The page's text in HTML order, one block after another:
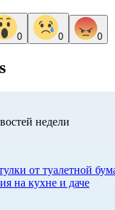
0 0 0
недели
от туалетной
на кухне и даче